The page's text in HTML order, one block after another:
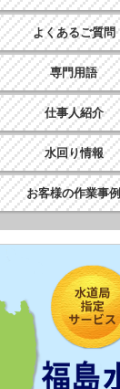
よくあるご質問
専門用語
仕事人紹介
水回り情報
お客様の作業事例